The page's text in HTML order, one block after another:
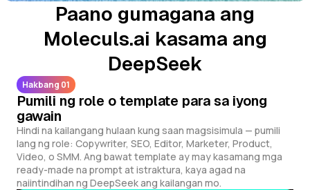
Paano gumagana ang
Moleculs.ai kasama ang
DeepSeek
Hakbang 01
Pumili ng role o template para sa iyong
gawain
Hindi na kailangang hulaan kung saan magsisimula — pumili
lang ng role: Copywriter, SEO, Editor, Marketer, Product,
Video, o SMM. Ang bawat template ay may kasamang mga
ready-made na prompt at istraktura, kaya agad na
naiintindihan ng DeepSeek ang kailangan mo.